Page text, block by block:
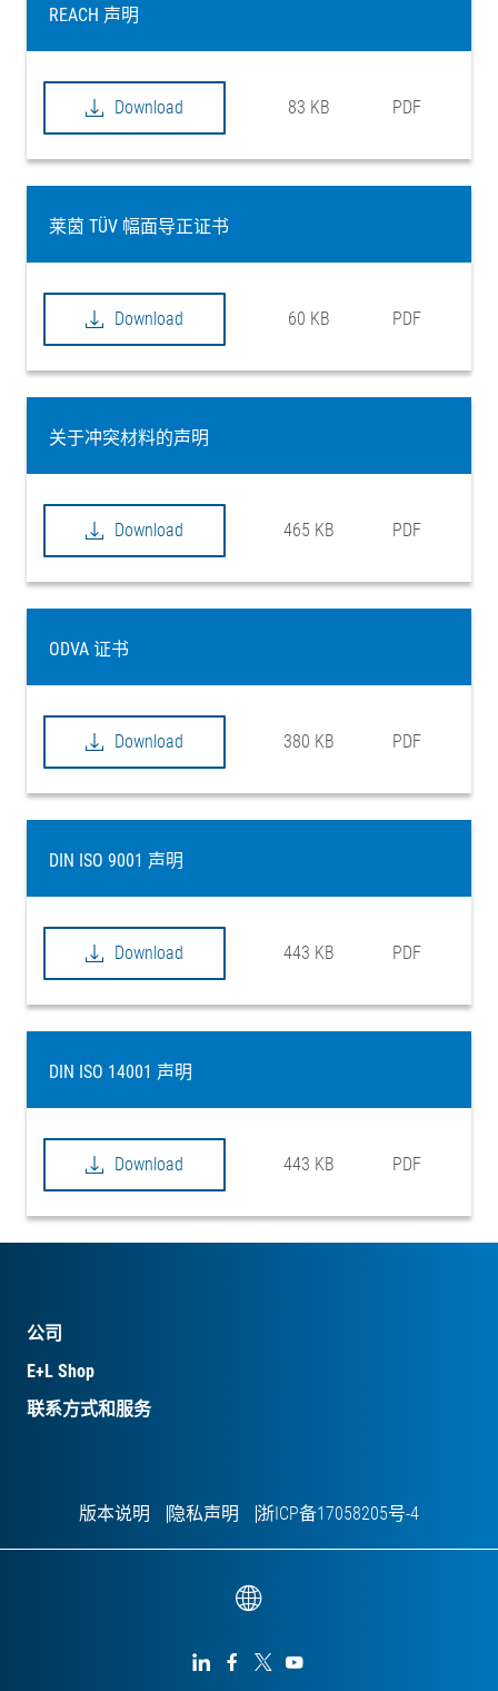
REACH 声明
Download 83 KB PDF
莱茵 TÜV 幅面导正证书
Download 60 KB PDF
关于冲突材料的声明
Download 465 KB PDF
ODVA 证书
Download 380 KB PDF
DIN ISO 9001 声明
Download 443 KB PDF
DIN ISO 14001 声明
Download 443 KB PDF
公司
E+L Shop
联系方式和服务
版本说明 隐私声明 浙ICP备17058205号-4
   